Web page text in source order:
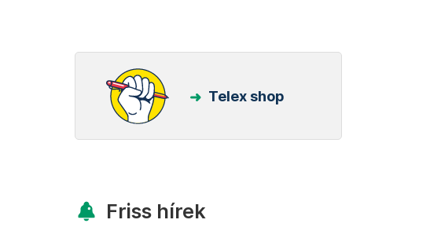
Telex shop
Friss hírek